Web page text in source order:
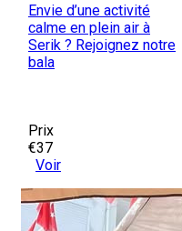
Envie d’une activité
calme en plein air à
Serik ? Rejoignez notre
bala
Prix
€37
Voir